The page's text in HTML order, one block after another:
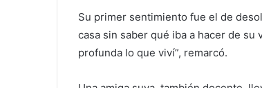
Su primer sentimiento fue el de
casa sin saber qué iba a hacer de su
profunda lo que viví”, remarcó.